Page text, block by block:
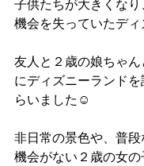
子供たちが大きくなり
機会を失っていたディ
友人と２歳の娘ちゃ
にディズニーランド
らいました☺︎
非日常の景色や、普
機会がない２歳の女